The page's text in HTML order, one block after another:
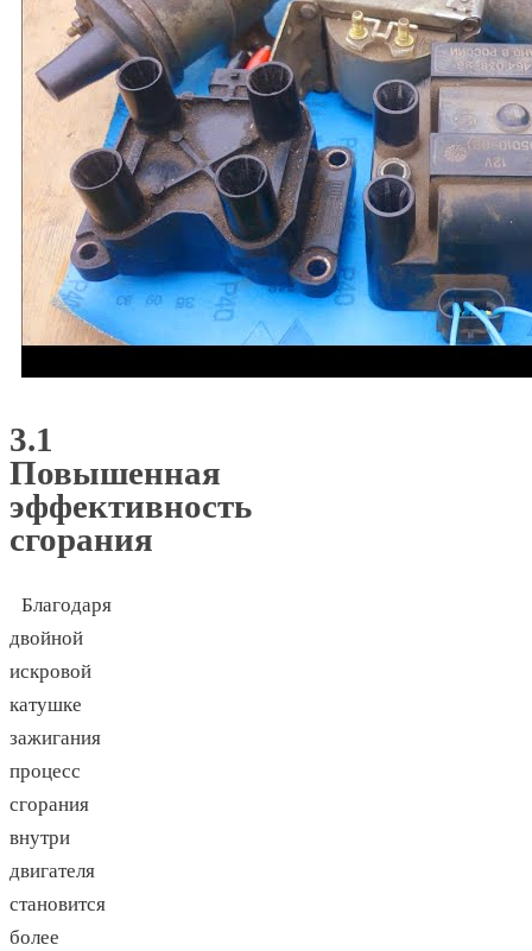
3.1
Повышенная
эффективность
сгорания
Благодаря
двойной
искровой
катушке
зажигания
процесс
сгорания
внутри
двигателя
становится
более